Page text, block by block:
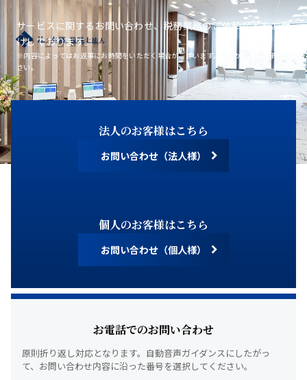
サービスに関するお問い合わせ、税務業務のご依頼などをお受
けしております。
※内容によってはお返事にお時間をいただく場合がございます。あらかじめご了承くだ
さい。
法人のお客様はこちら
お問い合わせ（法人様）
個人のお客様はこちら
お問い合わせ（個人様）
お電話でのお問い合わせ
原則折り返し対応となります。 自動音声ガイダンスにしたがっ
て、 お問い合わせ内容に沿った番号を選択してください。